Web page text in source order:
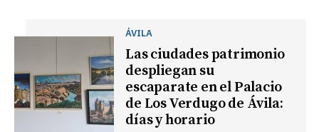
ÁVILA
Las ciudades patrimonio
despliegan su
escaparate en el Palacio
de Los Verdugo de Ávila:
días y horario